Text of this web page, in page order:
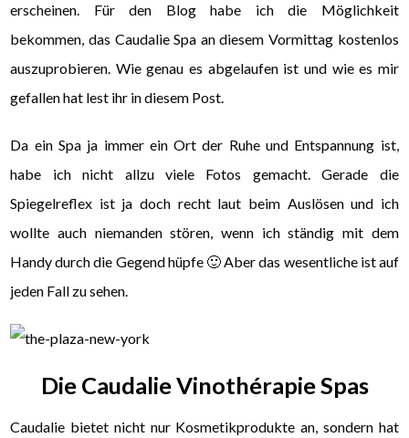
erscheinen. Für den Blog habe ich die Möglichkeit
bekommen, das Caudalie Spa an diesem Vormittag kostenlos
auszuprobieren. Wie genau es abgelaufen ist und wie es mir
gefallen hat lest ihr in diesem Post.
Da ein Spa ja immer ein Ort der Ruhe und Entspannung ist,
habe ich nicht allzu viele Fotos gemacht. Gerade die
Spiegelreflex ist ja doch recht laut beim Auslösen und ich
wollte auch niemanden stören, wenn ich ständig mit dem
Handy durch die Gegend hüpfe 🙂 Aber das wesentliche ist auf
jeden Fall zu sehen.
Die Caudalie Vinothérapie Spas
Caudalie bietet nicht nur Kosmetikprodukte an, sondern hat